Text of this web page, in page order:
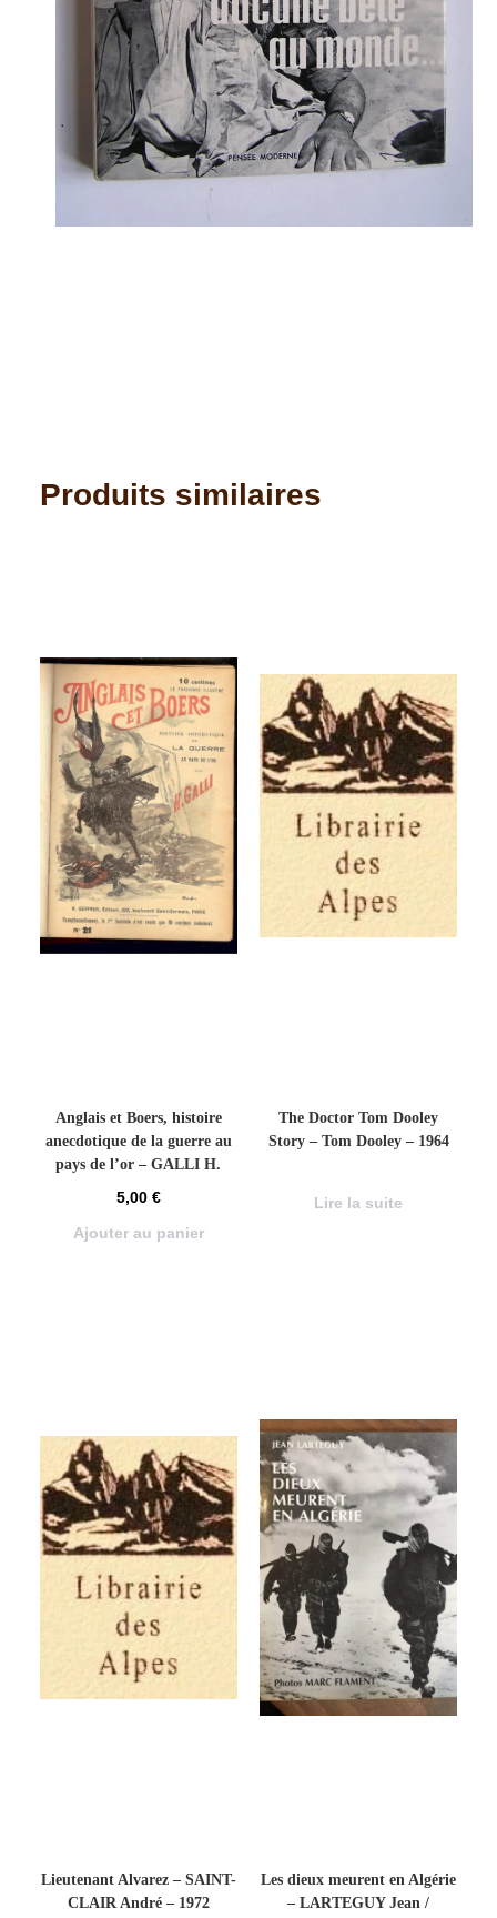
Produits similaires
Anglais et Boers, histoire
anecdotique de la guerre au
pays de l’or – GALLI H.
5,00 €
Ajouter au panier
The Doctor Tom Dooley
Story – Tom Dooley – 1964
Lire la suite
Lieutenant Alvarez – SAINT-
CLAIR André – 1972
Les dieux meurent en Algérie
– LARTEGUY Jean /